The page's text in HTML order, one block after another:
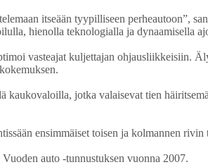
itseään tyypilliseen perheautoon”,
hienolla teknologialla ja dynaamisella
vasteajat kuljettajan ohjausliikkeisiin.
jotka valaisevat tien
ensimmäiset toisen ja kolmannen
auto -tunnustuksen vuonna 2007.